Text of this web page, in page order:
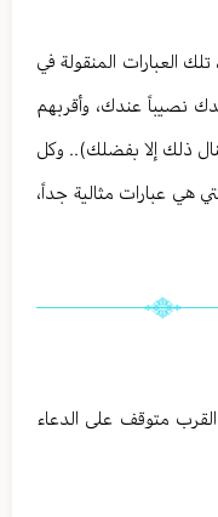
العبارات المنقولة في
نصيباً عندك، وأقربهم
ذلك إلا بفضلك).. وكل
هي عبارات مثالية جداً،
متوقف على الدعاء